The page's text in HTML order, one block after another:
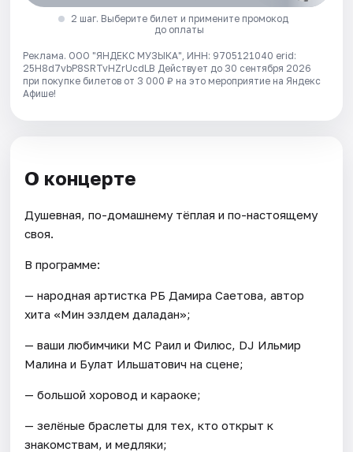
2 шаг. Выберите билет и примените промокод
до оплаты
Реклама. ООО "ЯНДЕКС МУЗЫКА", ИНН: 9705121040 erid:
25H8d7vbP8SRTvHZrUcdLB Действует до 30 сентября 2026
при покупке билетов от 3 000 ₽ на это мероприятие на Яндекс
Афише!
О концерте
Душевная, по-домашнему тёплая и по-настоящему
своя.
В программе:
— народная артистка РБ Дамира Саетова, автор
хита «Мин эзләдем даладан»;
— ваши любимчики МС Раил и Филюс, DJ Ильмир
Малина и Булат Ильшатович на сцене;
— большой хоровод и караоке;
— зелёные браслеты для тех, кто открыт к
знакомствам, и медляки;